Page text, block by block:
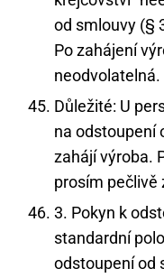
od smlouvy (§
Po zahájení
neodvolatelná.
Důležité: U
na odstoupení
zahájí výroba.
prosím pečlivě
3. Pokyn k
standardní
odstoupení od